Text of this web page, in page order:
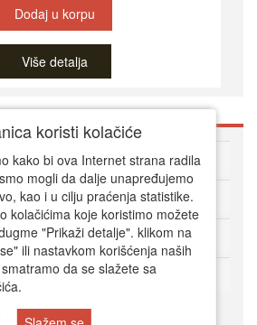
Dodaj u korpu
Više detalja
koristi kolačiće
kako bi ova Internet strana radila
mogli da dalje unapređujemo
kao i u cilju praćenja statistike.
kolačićima koje koristimo možete
"Prikaži detalje". klikom na
ili nastavkom korišćenja naših
da se slažete sa